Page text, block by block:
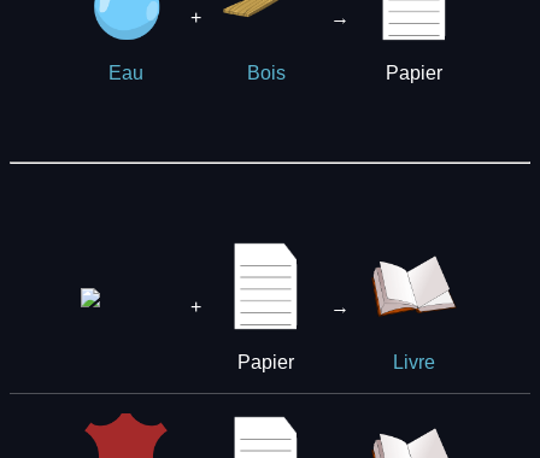
Eau
+
Bois
→
Papier
+
Papier
→
Livre